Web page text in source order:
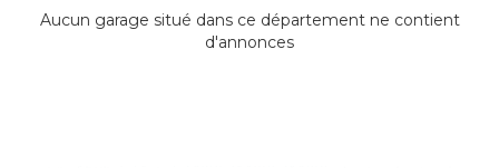
Aucun garage situé dans ce département ne contient
d'annonces